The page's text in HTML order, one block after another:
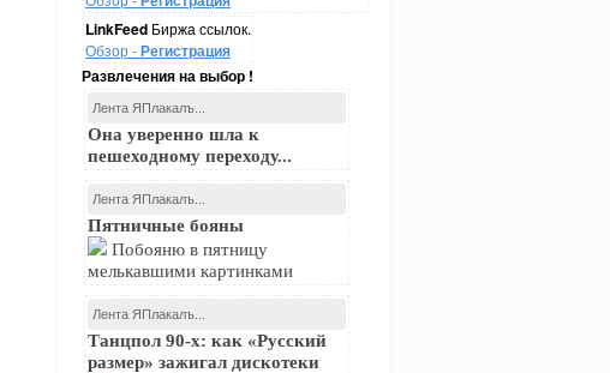
LinkFeed Биржа ссылок.
Обзор -Регистрация
Развлечения на выбор !
Лента ЯПлакалъ...
Она уверенно шла к
пешеходному переходу...
Лента ЯПлакалъ...
Пятничные бояны
Побояню в пятницу
мелькавшими картинками
Лента ЯПлакалъ...
Танцпол 90-х: как «Русский
размер» зажигал дискотеки